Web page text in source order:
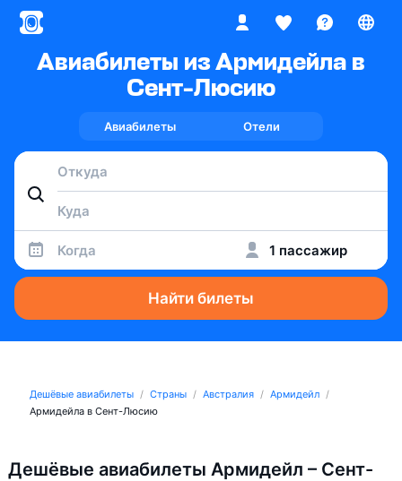
Авиабилеты из Армидейла в
Сент-Люсию
Авиабилеты Отели
Когда 1 пассажир
Найти билеты
Дешёвые авиабилеты Страны Австралия
Армидейл
Армидейла в Сент-Люсию
Дешёвые авиабилеты Армидейл – Сент-